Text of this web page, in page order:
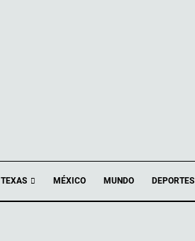
TEXAS MÉXICO MUNDO DEPORTES